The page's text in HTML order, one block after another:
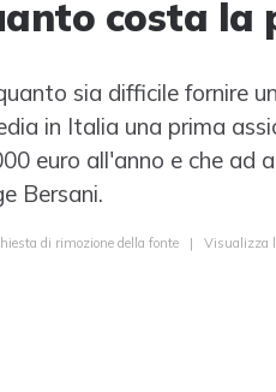
costa la
sia difficile fornire
in Italia una prima
euro all'anno e che ad
Bersani.
di rimozione della fonte | Visualizza